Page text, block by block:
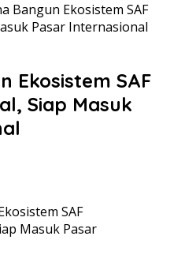
Bangun Ekosistem SAF
Pasar Internasional
Ekosistem SAF
Siap Masuk